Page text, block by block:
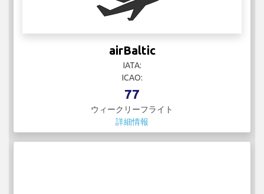
airBaltic
IATA:
ICAO:
77
ウィークリーフライト
詳細情報